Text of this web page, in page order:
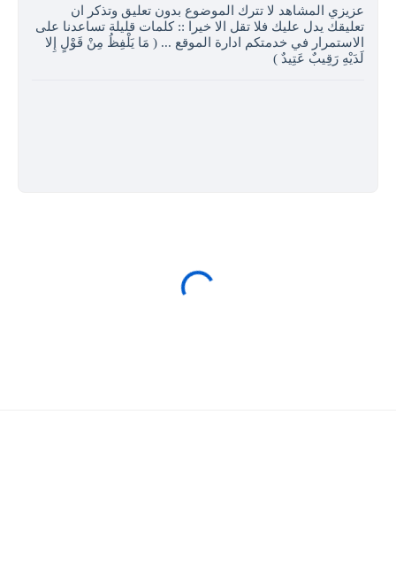
عزيزي المشاهد لا تترك الموضوع بدون تعليق وتذكر ان
تعليقك يدل عليك فلا تقل الا خيرا :: كلمات قليلة تساعدنا على
الاستمرار في خدمتكم ادارة الموقع ... ( مَا يَلْفِظُ مِنْ قَوْلٍ إِلا
لَدَيْهِ رَقِيبٌ عَتِيدٌ )